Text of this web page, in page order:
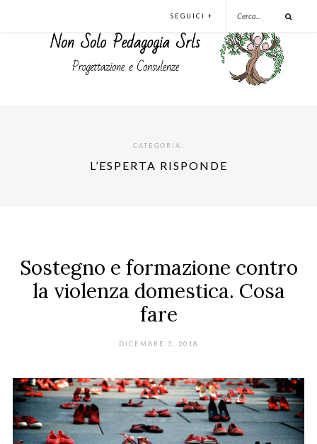
SEGUICI +
CATEGORIA:
L’ESPERTA RISPONDE
Sostegno e formazione contro
la violenza domestica. Cosa
fare
DICEMBRE 3, 2018